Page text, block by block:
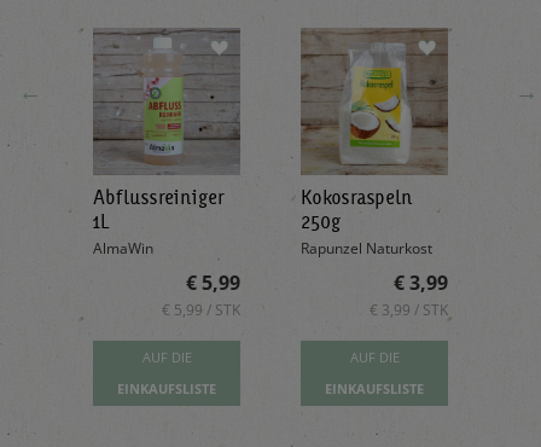
←
Abflussreiniger
1L
AlmaWin
€ 5,99
€ 5,99 / STK
AUF DIE
EINKAUFSLISTE
Kokosraspeln
250g
Rapunzel Naturkost
€ 3,99
€ 3,99 / STK
AUF DIE
EINKAUFSLISTE
→